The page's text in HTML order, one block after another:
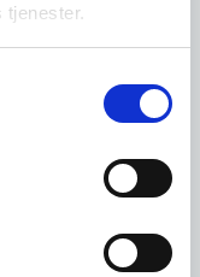
tjenester.
sig som